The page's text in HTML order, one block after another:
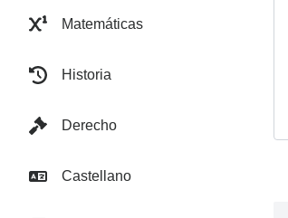
Matemáticas
Historia
Derecho
Castellano